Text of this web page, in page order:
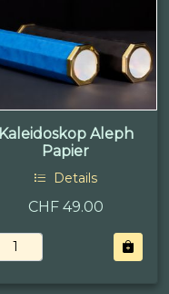
Kaleidoskop Aleph
Papier
Details
CHF 49.00